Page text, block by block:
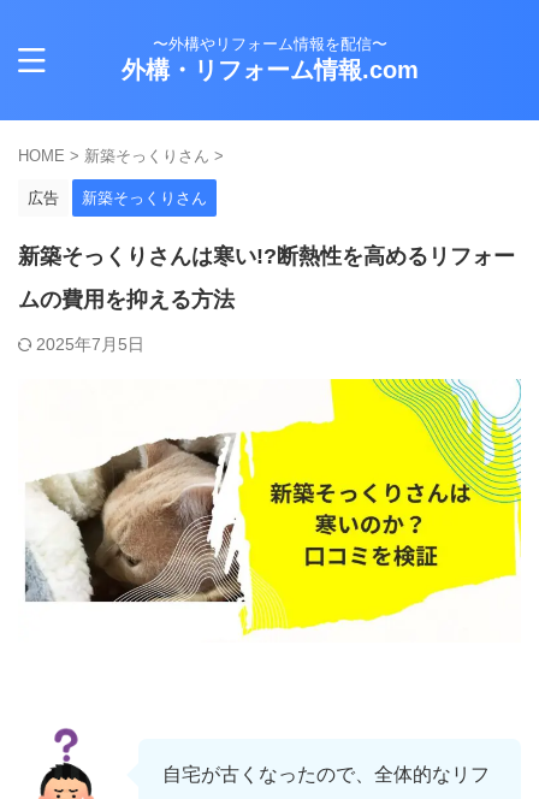
〜外構やリフォーム情報を配信〜
外構・リフォーム情報.com
HOME > 新築そっくりさん >
広告 新築そっくりさん
新築そっくりさんは寒い!?断熱性を高めるリフォー
ムの費用を抑える方法
2025年7月5日
自宅が古くなったので、全体的なリフ